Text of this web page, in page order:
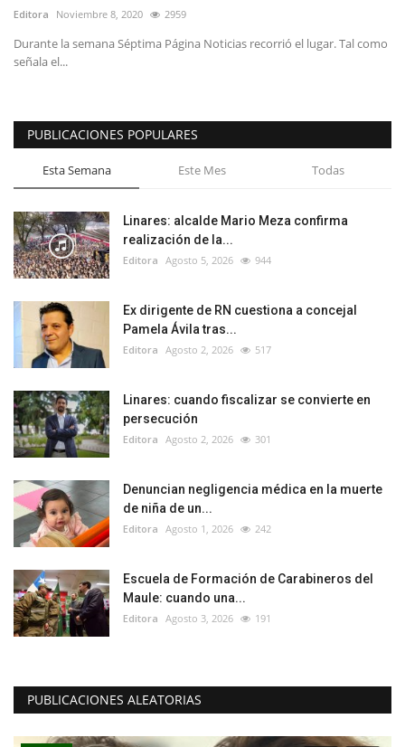
Editora Noviembre 8, 2020 2959
Durante la semana Séptima Página Noticias recorrió el lugar. Tal como
señala el...
PUBLICACIONES POPULARES
Esta Semana Este Mes Todas
Linares: alcalde Mario Meza confirma
realización de la...
Editora Agosto 5, 2026 944
Ex dirigente de RN cuestiona a concejal
Pamela Ávila tras...
Editora Agosto 2, 2026 517
Linares: cuando fiscalizar se convierte en
persecución
Editora Agosto 2, 2026 301
Denuncian negligencia médica en la muerte
de niña de un...
Editora Agosto 1, 2026 242
Escuela de Formación de Carabineros del
Maule: cuando una...
Editora Agosto 3, 2026 191
PUBLICACIONES ALEATORIAS